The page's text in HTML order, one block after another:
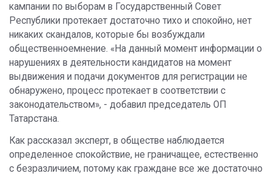
кампании по выборам в Государственный Совет
Республики протекает достаточно тихо и спокойно, нет
никаких скандалов, которые бы возбуждали
общественноемнение. «На данный момент информации о
нарушениях в деятельности кандидатов на момент
выдвижения и подачи документов для регистрации не
обнаружено, процесс протекает в соответствии с
законодательством», - добавил председатель ОП
Татарстана.
Как рассказал эксперт, в обществе наблюдается
определенное спокойствие, не граничащее, естественно
с безразличием, потому как граждане все же достаточно